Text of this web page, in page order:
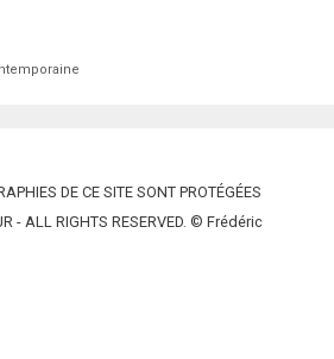
DE CE SITE SONT PROTÉGÉES
- ALL RIGHTS RESERVED. © Frédéric